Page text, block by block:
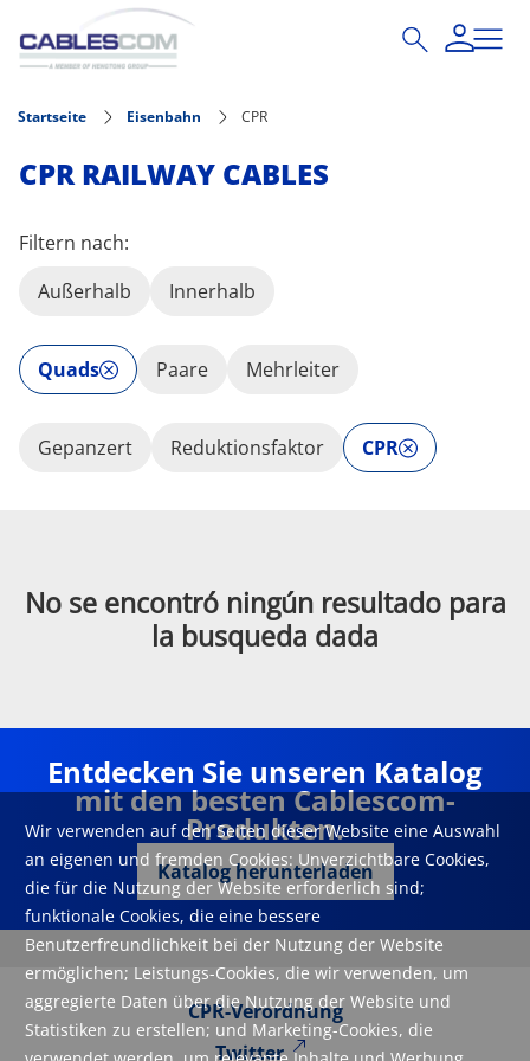
Direkt zum Inhalt
Wir verwenden auf den Seiten dieser Website eine Auswahl
an eigenen und fremden Cookies: Unverzichtbare Cookies,
die für die Nutzung der Website erforderlich sind;
funktionale Cookies, die eine bessere
Benutzerfreundlichkeit bei der Nutzung der Website
ermöglichen; Leistungs-Cookies, die wir verwenden, um
aggregierte Daten über die Nutzung der Website und
Statistiken zu erstellen; und Marketing-Cookies, die
Startseite Eisenbahn CPR
CPR RAILWAY CABLES
Filtern nach:
Außerhalb
Innerhalb
Quads Paare Mehrleiter
Gepanzert Reduktionsfaktor CPR
No se encontró ningún resultado para
la busqueda dada
Entdecken Sie unseren Katalog
mit den besten Cablescom-
Produkten.
Katalog herunterladen
CPR-Verordnung
Twitter